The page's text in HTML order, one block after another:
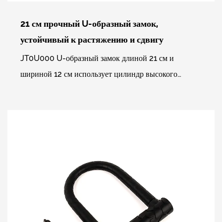
21 см прочный U-образный замок,
устойчивый к растяжению и сдвигу
JT0U000 U-образный замок длиной 21 см и
шириной 12 см использует цилиндр высокого